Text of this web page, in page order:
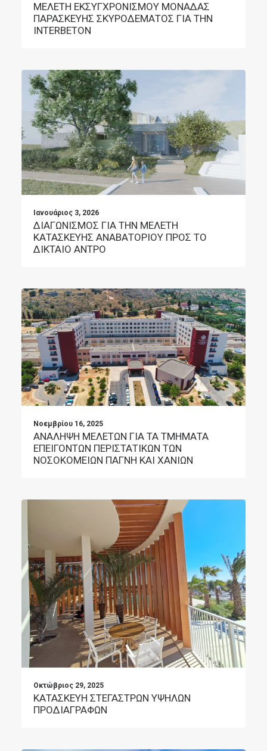
ΜΕΛΕΤΗ ΕΚΣΥΓΧΡΟΝΙΣΜΟΥ ΜΟΝΑΔΑΣ
ΠΑΡΑΣΚΕΥΗΣ ΣΚΥΡΟΔΕΜΑΤΟΣ ΓΙΑ ΤΗΝ
INTERBETON
Ιανουάριος 3, 2026
ΔΙΑΓΩΝΙΣΜΟΣ ΓΙΑ ΤΗΝ ΜΕΛΕΤΗ
ΚΑΤΑΣΚΕΥΗΣ ΑΝΑΒΑΤΟΡΙΟΥ ΠΡΟΣ ΤΟ
ΔΙΚΤΑΙΟ ΑΝΤΡΟ
Νοεμβρίου 16, 2025
ΑΝΑΛΗΨΗ ΜΕΛΕΤΩΝ ΓΙΑ ΤΑ ΤΜΗΜΑΤΑ
ΕΠΕΙΓΟΝΤΩΝ ΠΕΡΙΣΤΑΤΙΚΩΝ ΤΩΝ
ΝΟΣΟΚΟΜΕΙΩΝ ΠΑΓΝΗ ΚΑΙ ΧΑΝΙΩΝ
Οκτώβριος 29, 2025
ΚΑΤΑΣΚΕΥΗ ΣΤΕΓΑΣΤΡΩΝ ΥΨΗΛΩΝ
ΠΡΟΔΙΑΓΡΑΦΩΝ